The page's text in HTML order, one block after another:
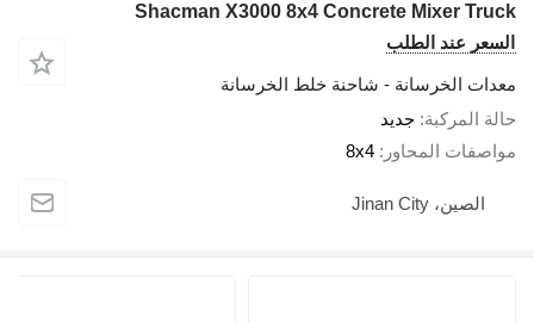
Shacman X3000 8x4 Concrete Mixer Truck
السعر عند الطلب
معدات الخرسانة - شاحنة خلط الخرسانة
حالة المركبة جديد
مواصفات المحاور
8x4
الصين، Jinan City